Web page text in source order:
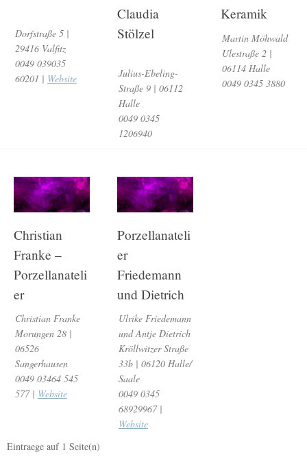
Dorfstraße 5 |
29416 Valfitz
0049 039035
60201 | Website
Claudia
Stölzel
Julius-Ebeling-
Straße 9 | 06112
Halle
0049 0345
1206940
Keramik
Martin Möhwald
Ulestraße 2 |
06114 Halle
0049 0345 3880
Christian
Franke –
Porzellanateli
er
Christian Franke
Morungen 28 |
06526
Sangerhausen
0049 03464 545
577 | Website
Porzellanateli
er
Friedemann
und Dietrich
Ulrike Friedemann
und Antje Dietrich
Kröllwitzer Straße
33b | 06120 Halle/
Saale
0049 0345
68929967 |
Website
Eintraege auf 1 Seite(n)